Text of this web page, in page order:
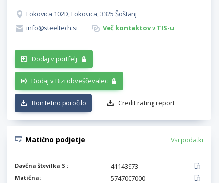
Lokovica 102D, Lokovica, 3325 Šoštanj
info@steeltech.si
Več kontaktov v TIS-u
Dodaj v portfelj
Dodaj v Bizi obveščevalec
Bonitetno poročilo Credit rating report
Matično podjetje Vsi podatki
Davčna številka SI: 41143973
Matična: 5747007000